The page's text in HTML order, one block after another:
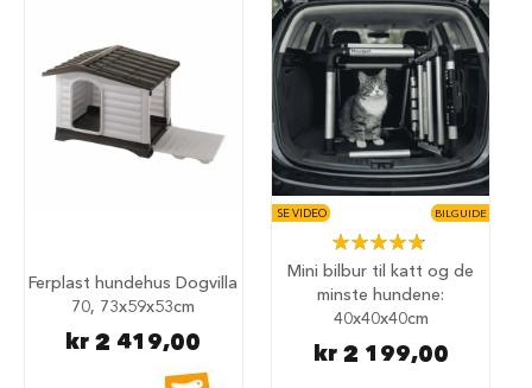
r
H
u
r
t
Ferplast hundehus Dogvilla
70, 73x59x53cm
kr 2 419,00
SE VIDEO BILGUIDE
Mini bilbur til katt og de
minste hundene:
40x40x40cm
Rating:
98%
kr 2 199,00